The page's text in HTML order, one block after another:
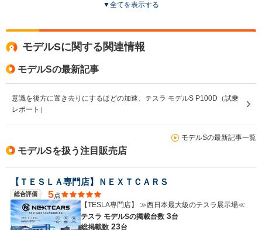
サイズ
(全長x全幅x全高)
WLTCモード
全高
-m
-m
-m
-
-m
-m
▼全てを表示する
モデルSに関する関連情報
モデルSの最新記事
意識を後方に置き去りにするほどの加速、テスラ モデルS P100D（試乗
レポート）
モデルSの最新記事一覧
モデルSを扱う注目販売店
【ＴＥＳＬＡ専門店】ＮＥＸＴＣＡＲＳ
総合評価 5点
【TESLA専門店】 ≫西日本最大級のテスラ展示場≪
テスラ モデルSの掲載台数 3台
総掲載数 23台